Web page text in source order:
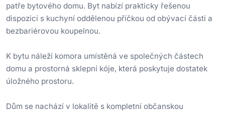
patře bytového domu. Byt nabízí prakticky řešenou
dispozici s kuchyní oddělenou příčkou od obývací části a
bezbariérovou koupelnou.
K bytu náleží komora umístěná ve společných částech
domu a prostorná sklepní kóje, která poskytuje dostatek
úložného prostoru.
Dům se nachází v lokalitě s kompletní občanskou